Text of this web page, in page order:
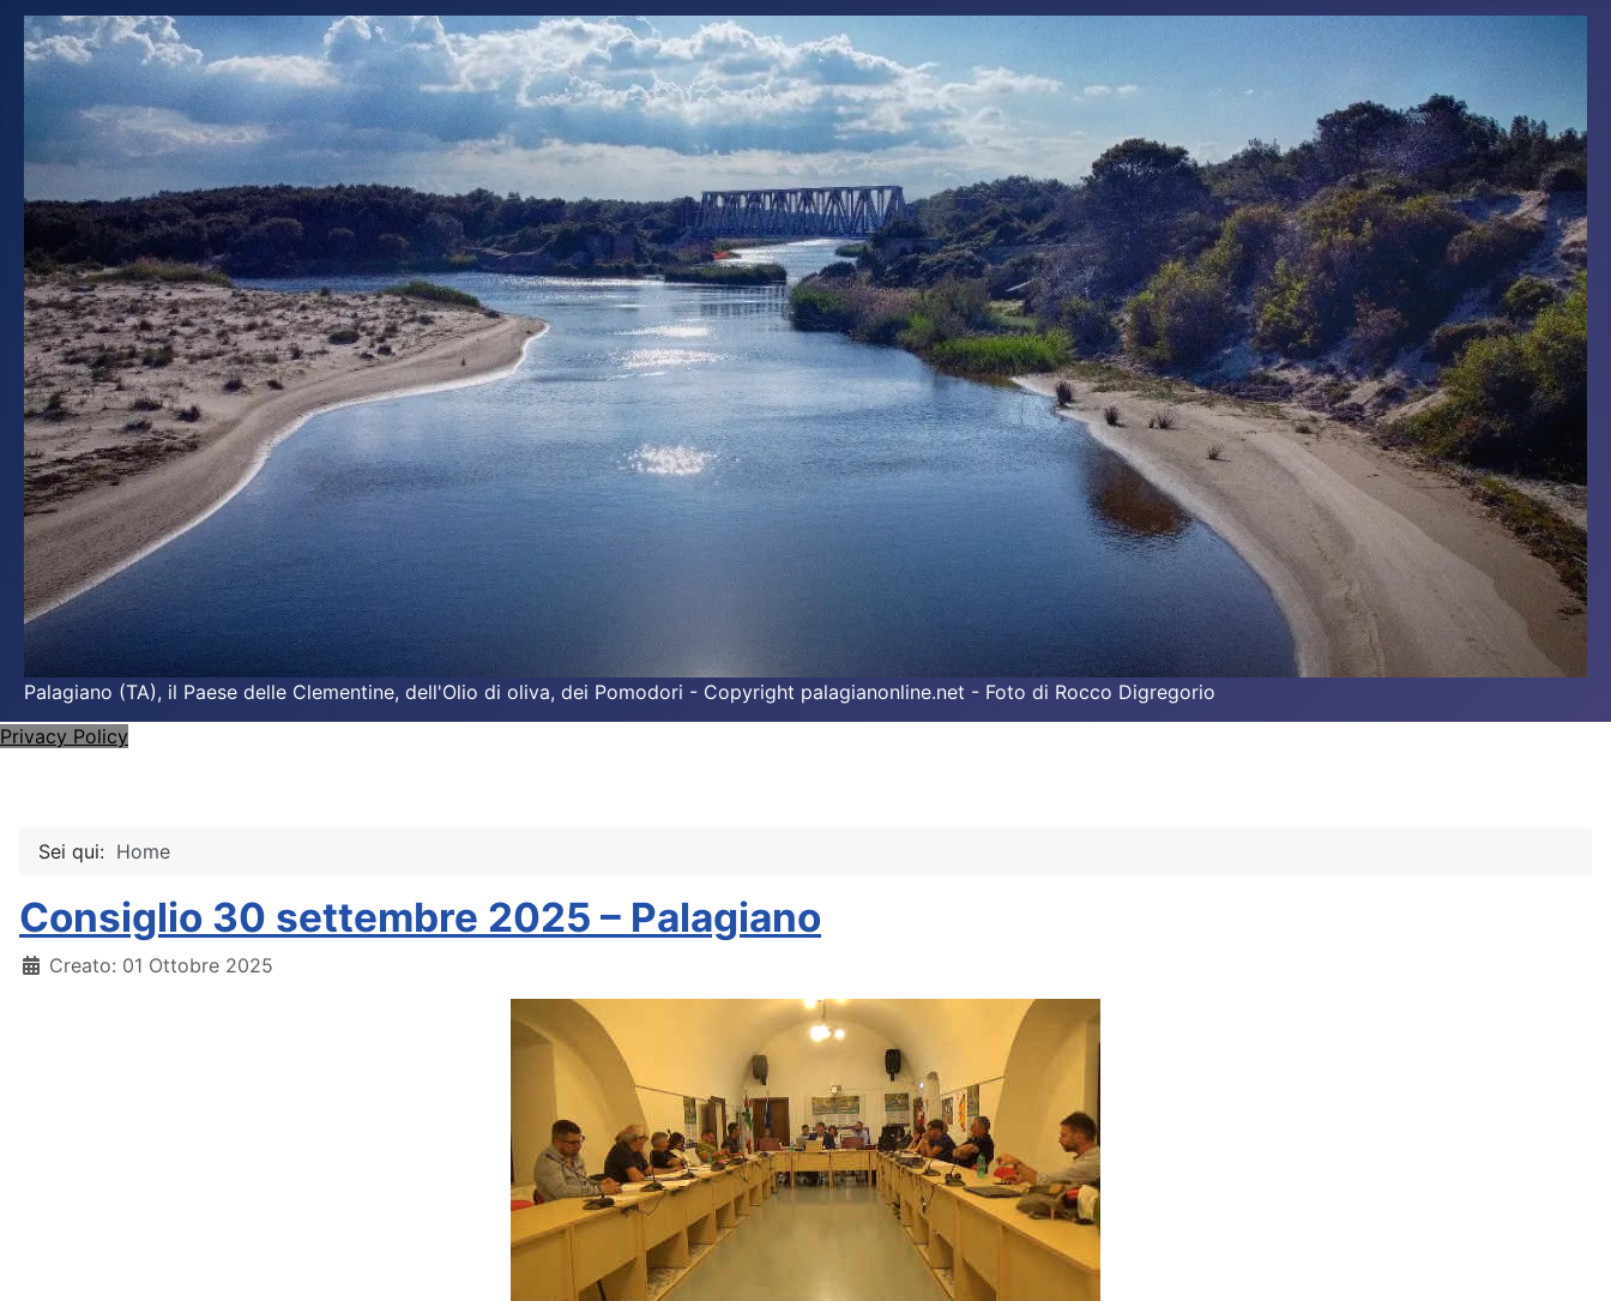
Palagiano (TA), il Paese delle Clementine, dell'Olio di oliva, dei Pomodori - Copyright palagianonline.net - Foto di Rocco Digregorio
Privacy Policy
Sei qui: Home
Consiglio 30 settembre 2025 – Palagiano
Dettagli
Creato: 01 Ottobre 2025